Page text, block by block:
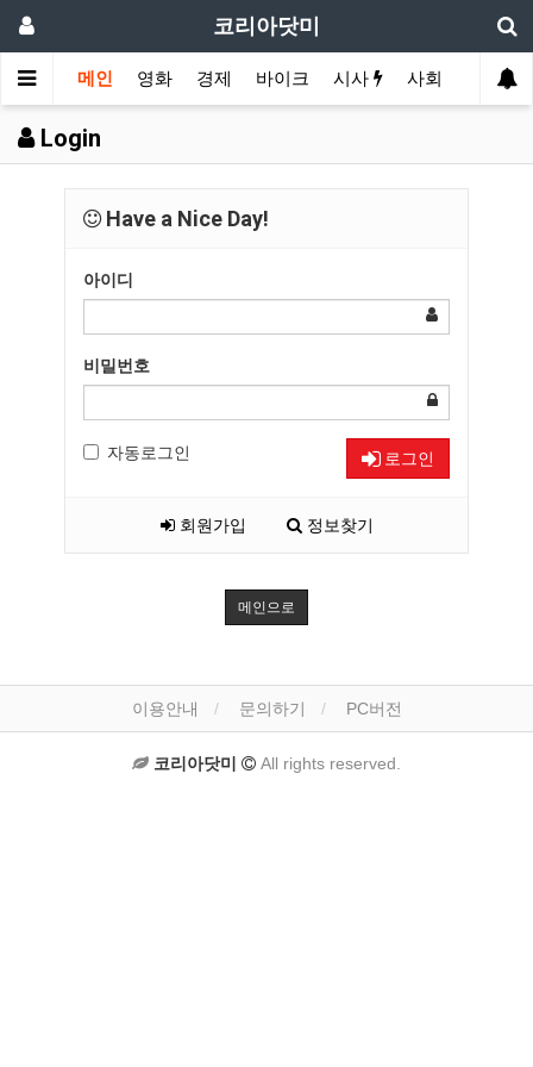
코리아닷미
메인 영화 경제 바이크 시사 사회 스포츠
Login
Have a Nice Day!
아이디
비밀번호
자동로그인 로그인
회원가입 정보찾기
메인으로
이용안내 문의하기 PC버전
코리아닷미 All rights reserved.